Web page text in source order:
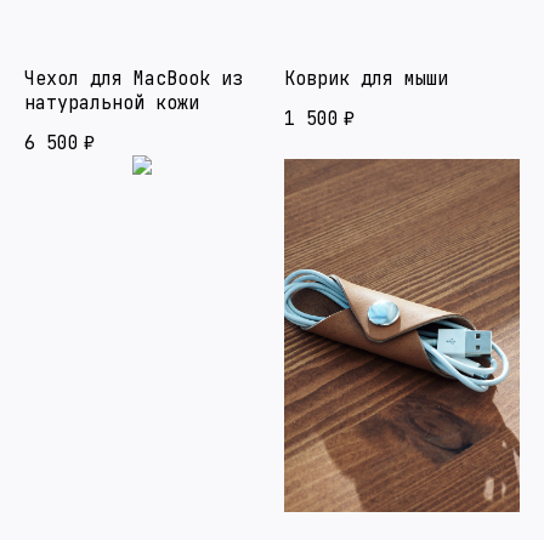
Чехол для MacBook из
натуральной кожи
6 500 ₽
Коврик для мыши
1 500 ₽